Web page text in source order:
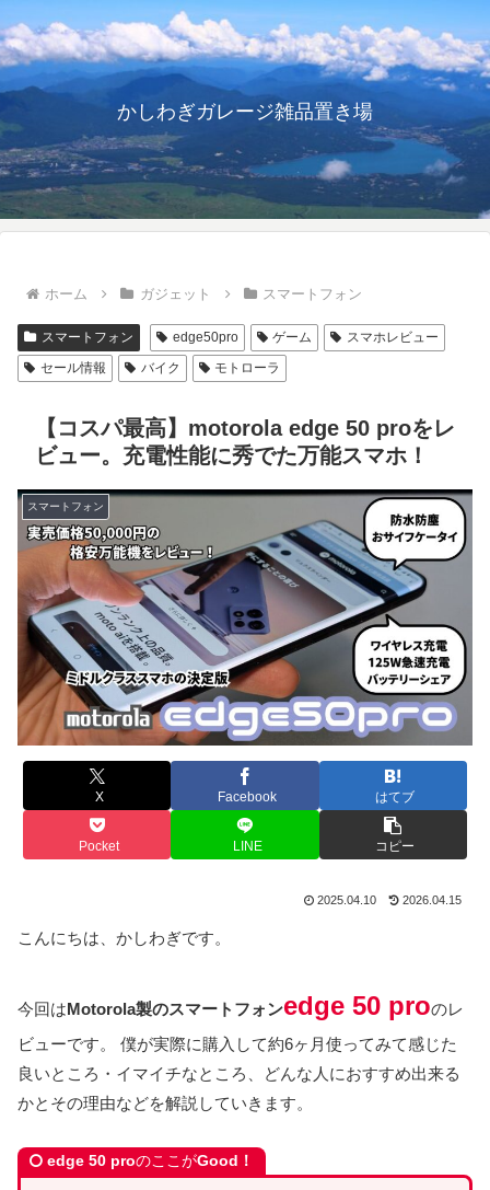
かしわぎガレージ雑品置き場
ホーム ガジェット スマートフォン
スマートフォン edge50pro ゲーム
スマホレビュー
セール情報
バイク モトローラ
【コスパ最高】motorola edge 50 proをレ
ビュー。充電性能に秀でた万能スマホ！
スマートフォン
X Facebook はてブ
Pocket LINE コピー
2025.04.10 2026.04.15
こんにちは、かしわぎです。
今回はMotorola製のスマートフォンedge 50 proのレ
ビューです。 僕が実際に購入して約6ヶ月使ってみて感じた
良いところ・イマイチなところ、どんな人におすすめ出来る
かとその理由などを解説していきます。
edge 50 proのここがGood！